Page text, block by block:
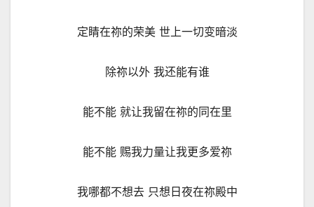
定睛在祢的荣美 世上一切变暗淡
除祢以外 我还能有谁
能不能 就让我留在祢的同在里
能不能 赐我力量让我更多爱祢
我哪都不想去 只想日夜在祢殿中